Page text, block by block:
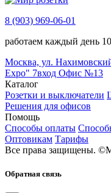
8 (903) 969-06-01
работаем каждый день
Москва, ул.
Expo" 7вход Офис №13
Каталог
Розетки и выключатели
Решения для офисов
Помощь
Способы оплаты
Оптовикам Тарифы
Все права защищены. ©
Обратная связь